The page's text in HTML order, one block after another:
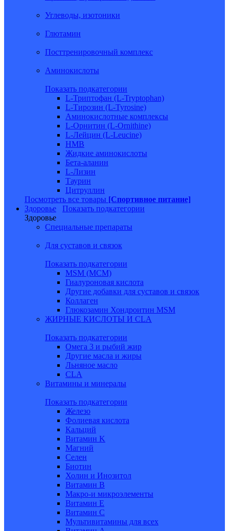
Углеводы, изотоники
Глютамин
Посттренировочный комплекс
Аминокислоты
Показать подкатегории
L-Триптофан (L-Tryptophan)
L-Тирозин (L-Tyrosine)
Аминокислотные комплексы
L-Орнитин (L-Ornithine)
L-Лейцин (L-Leucine)
HMB
Жидкие аминокислоты
Бета-аланин
L-Лизин
Таурин
Цитруллин
Посмотреть все товары [Спортивное питание]
Здоровье
Показать подкатегории
Здоровье
Специальные препараты
Для суставов и связок
Показать подкатегории
MSM (МСМ)
Гиалуроновая кислота
Другие добавки для суставов и связок
Коллаген
Глюкозамин Хондроитин MSM
ЖИРНЫЕ КИСЛОТЫ И CLA
Показать подкатегории
Омега 3 и рыбий жир
Другие масла и жиры
Льняное масло
CLA
Витамины и минералы
Показать подкатегории
Железо
Фолиевая кислота
Кальций
Витамин K
Магний
Селен
Биотин
Холин и Инозитол
Витамин B
Макро-и микроэлементы
Витамин Е
Витамин С
Мультивитамины для всех